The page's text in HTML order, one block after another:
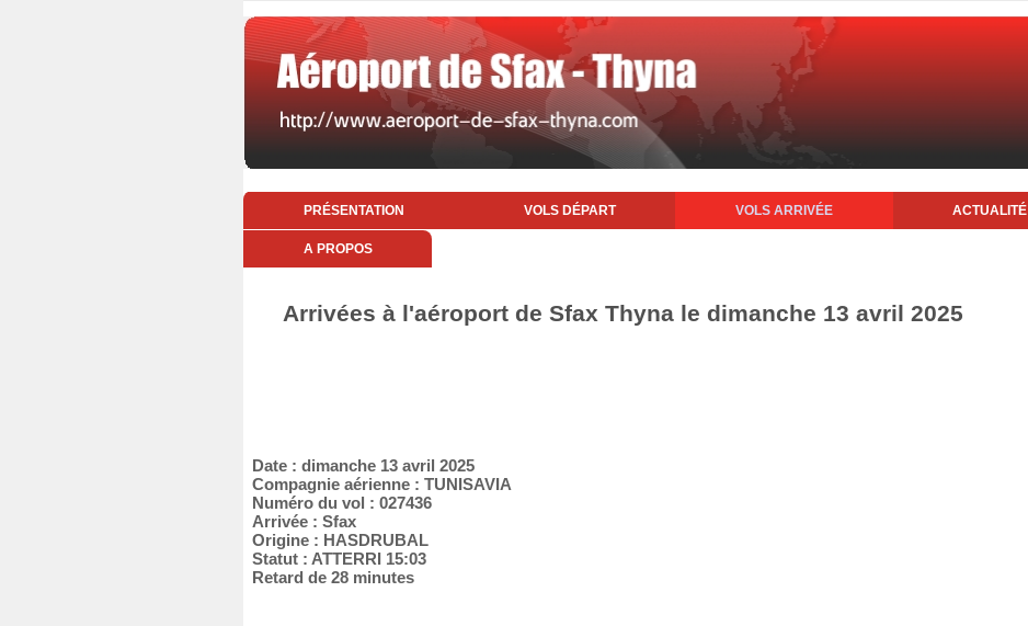
PRÉSENTATION VOLS DÉPART VOLS ARRIVÉE ACTUALITÉ
A PROPOS
Arrivées à l'aéroport de Sfax Thyna le dimanche 13 avril 2025
Date : dimanche 13 avril 2025
Compagnie aérienne : TUNISAVIA
Numéro du vol : 027436
Arrivée : Sfax
Origine : HASDRUBAL
Statut : ATTERRI 15:03
Retard de 28 minutes